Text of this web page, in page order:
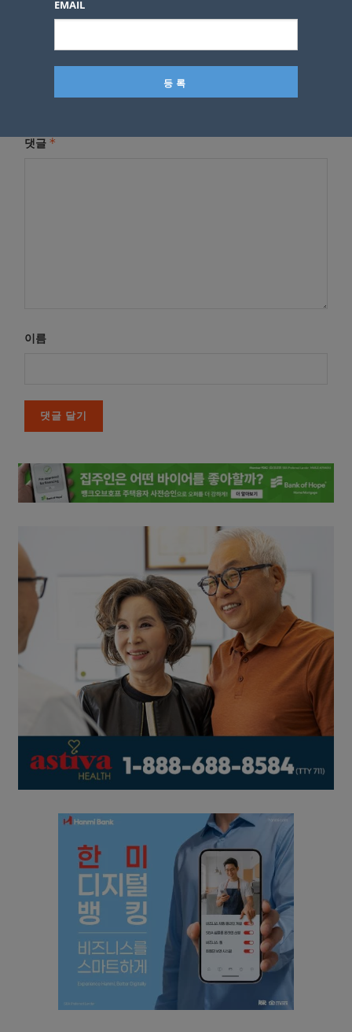
답글 남기기
이메일 주소는 공개되지 않습니다.
댓글 *
이름
EMAIL